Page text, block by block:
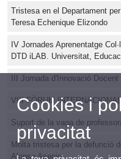
Tristesa en el Departament
Teresa Echenique Elizondo
IV Jornades Aprenentatge
DTD iLAB. Universitat,
III Jornada d'Innovació
VIII FÒRUM
Suport de la vaga de
Molta tristesa per la defunció
Alonso Asenjo
Cookies i
privacitat